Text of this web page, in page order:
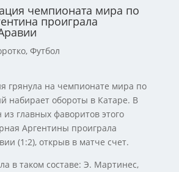
чемпионата мира по
проиграла
, Футбол
грянула на чемпионате мира по
набирает обороты в Катаре. В
из главных фаворитов этого
Аргентины проиграла
(1:2), открыв в матче счет.
в таком составе: Э. Мартинес,